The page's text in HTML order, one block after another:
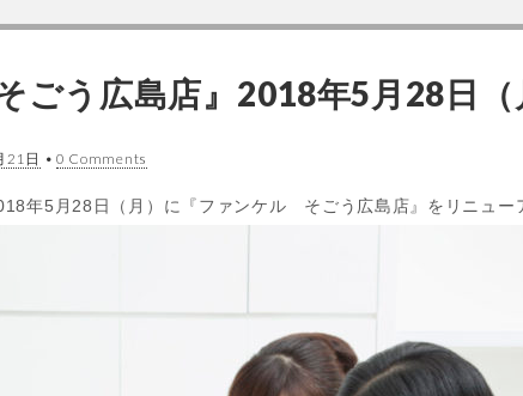
ごう広島店』2018年5月28日
21日 • 0 Comments
年5月28日（月）に『ファンケル そごう広島店』をリニュー